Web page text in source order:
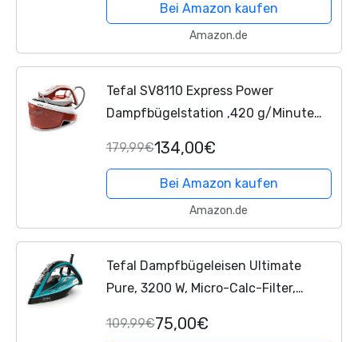
g/min-Dampfstoß, Micro Calc-Filter,...
Bei Amazon kaufen
Amazon.de
Tefal SV8110 Express Power
Dampfbügelstation ,420 g/Minute
kontinuierliche Dampfabgabe ,Smart
Temp-Technologie ,Kalk-Kollektor...
179,99€134,00€
Bei Amazon kaufen
Amazon.de
Tefal Dampfbügeleisen Ultimate
Pure, 3200 W, Micro-Calc-Filter,
Bügelsohle, Automatische
109,99€75,00€